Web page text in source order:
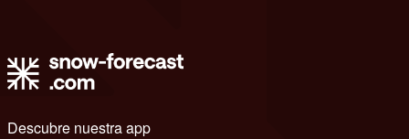
Descubre nuestra app